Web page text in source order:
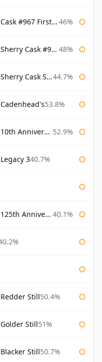
#967 First Cask 46%
Wooden Box 48%
Cask Signatory 44.7%
53.8%
Signatory 52.9%
340.7%
Anniversary 40.1%
Still50.4%
Still51%
Still50.7%